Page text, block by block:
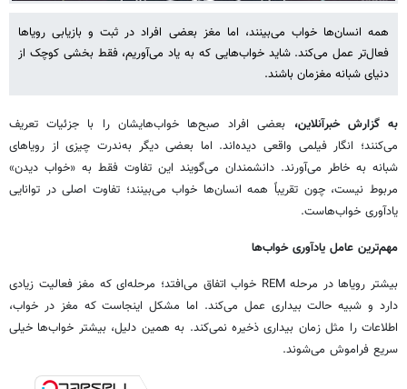
همه انسان‌ها خواب می‌بینند، اما مغز بعضی افراد در ثبت و بازیابی رویاها
فعال‌تر عمل می‌کند. شاید خواب‌هایی که به یاد می‌آوریم، فقط بخشی کوچک از
دنیای شبانه مغزمان باشند.
به گزارش خبرآنلاین، بعضی افراد صبح‌ها خواب‌هایشان را با جزئیات تعریف
می‌کنند؛ انگار فیلمی واقعی دیده‌اند. اما بعضی دیگر به‌ندرت چیزی از رویاهای
شبانه به خاطر می‌آورند. دانشمندان می‌گویند این تفاوت فقط به «خواب دیدن»
مربوط نیست، چون تقریباً همه انسان‌ها خواب می‌بینند؛ تفاوت اصلی در توانایی
یادآوری خواب‌هاست.
مهم‌ترین عامل یادآوری خواب‌ها
بیشتر رویاها در مرحله REM خواب اتفاق می‌افتد؛ مرحله‌ای که مغز فعالیت زیادی
دارد و شبیه حالت بیداری عمل می‌کند. اما مشکل اینجاست که مغز در خواب،
اطلاعات را مثل زمان بیداری ذخیره نمی‌کند. به همین دلیل، بیشتر خواب‌ها خیلی
سریع فراموش می‌شوند.